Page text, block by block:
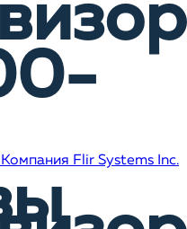
Flir Systems Inc.